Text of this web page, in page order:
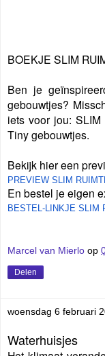
BOEKJE SLIM
Ben je
gebouwtjes?
iets voor jou:SLIM
Tiny gebouwtjes.
Bekijk hier een
PREVIEW SLIM
En bestel je eigen
BESTEL-LINKJE SLIM
Marcel van Mierlo op
Delen
woensdag 6 februari
Waterhuisjes